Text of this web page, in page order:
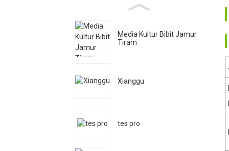
Media Kultur Bibit Jamur
Tiram
Xianggu
tes pro